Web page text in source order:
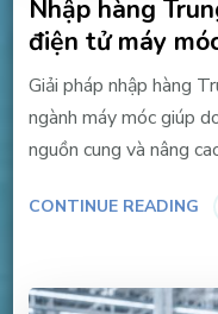
Nhập hàng
điện tử máy
Giải pháp nhập hàng
ngành máy móc giúp
nguồn cung và nâng
CONTINUE READING